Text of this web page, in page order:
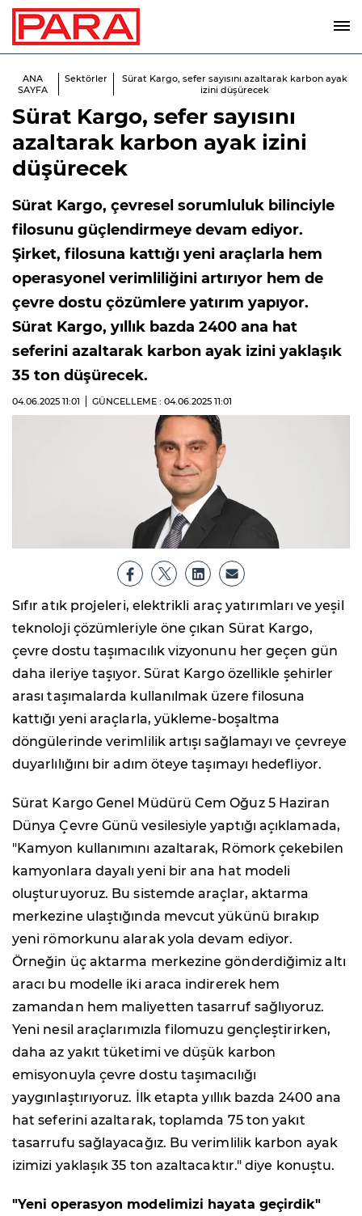
ANA
SAYFA
Sektörler
Sürat Kargo, sefer sayısını azaltarak karbon ayak
izini düşürecek
Sürat Kargo, sefer sayısını
azaltarak karbon ayak izini
düşürecek
Sürat Kargo, çevresel sorumluluk bilinciyle
filosunu güçlendirmeye devam ediyor.
Şirket, filosuna kattığı yeni araçlarla hem
operasyonel verimliliğini artırıyor hem de
çevre dostu çözümlere yatırım yapıyor.
Sürat Kargo, yıllık bazda 2400 ana hat
seferini azaltarak karbon ayak izini yaklaşık
35 ton düşürecek.
04.06.2025 11:01 GÜNCELLEME : 04.06.2025 11:01
Sıfır atık projeleri, elektrikli araç yatırımları ve yeşil
teknoloji çözümleriyle öne çıkan Sürat Kargo,
çevre dostu taşımacılık vizyonunu her geçen gün
daha ileriye taşıyor. Sürat Kargo özellikle şehirler
arası taşımalarda kullanılmak üzere filosuna
kattığı yeni araçlarla, yükleme-boşaltma
döngülerinde verimlilik artışı sağlamayı ve çevreye
duyarlılığını bir adım öteye taşımayı hedefliyor.
Sürat Kargo Genel Müdürü Cem Oğuz 5 Haziran
Dünya Çevre Günü vesilesiyle yaptığı açıklamada,
"Kamyon kullanımını azaltarak, Römork çekebilen
kamyonlara dayalı yeni bir ana hat modeli
oluşturuyoruz. Bu sistemde araçlar, aktarma
merkezine ulaştığında mevcut yükünü bırakıp
yeni römorkunu alarak yola devam ediyor.
Örneğin üç aktarma merkezine gönderdiğimiz altı
aracı bu modelle iki araca indirerek hem
zamandan hem maliyetten tasarruf sağlıyoruz.
Yeni nesil araçlarımızla filomuzu gençleştirirken,
daha az yakıt tüketimi ve düşük karbon
emisyonuyla çevre dostu taşımacılığı
yaygınlaştırıyoruz. İlk etapta yıllık bazda 2400 ana
hat seferini azaltarak, toplamda 75 ton yakıt
tasarrufu sağlayacağız. Bu verimlilik karbon ayak
izimizi yaklaşık 35 ton azaltacaktır." diye konuştu.
"Yeni operasyon modelimizi hayata geçirdik"